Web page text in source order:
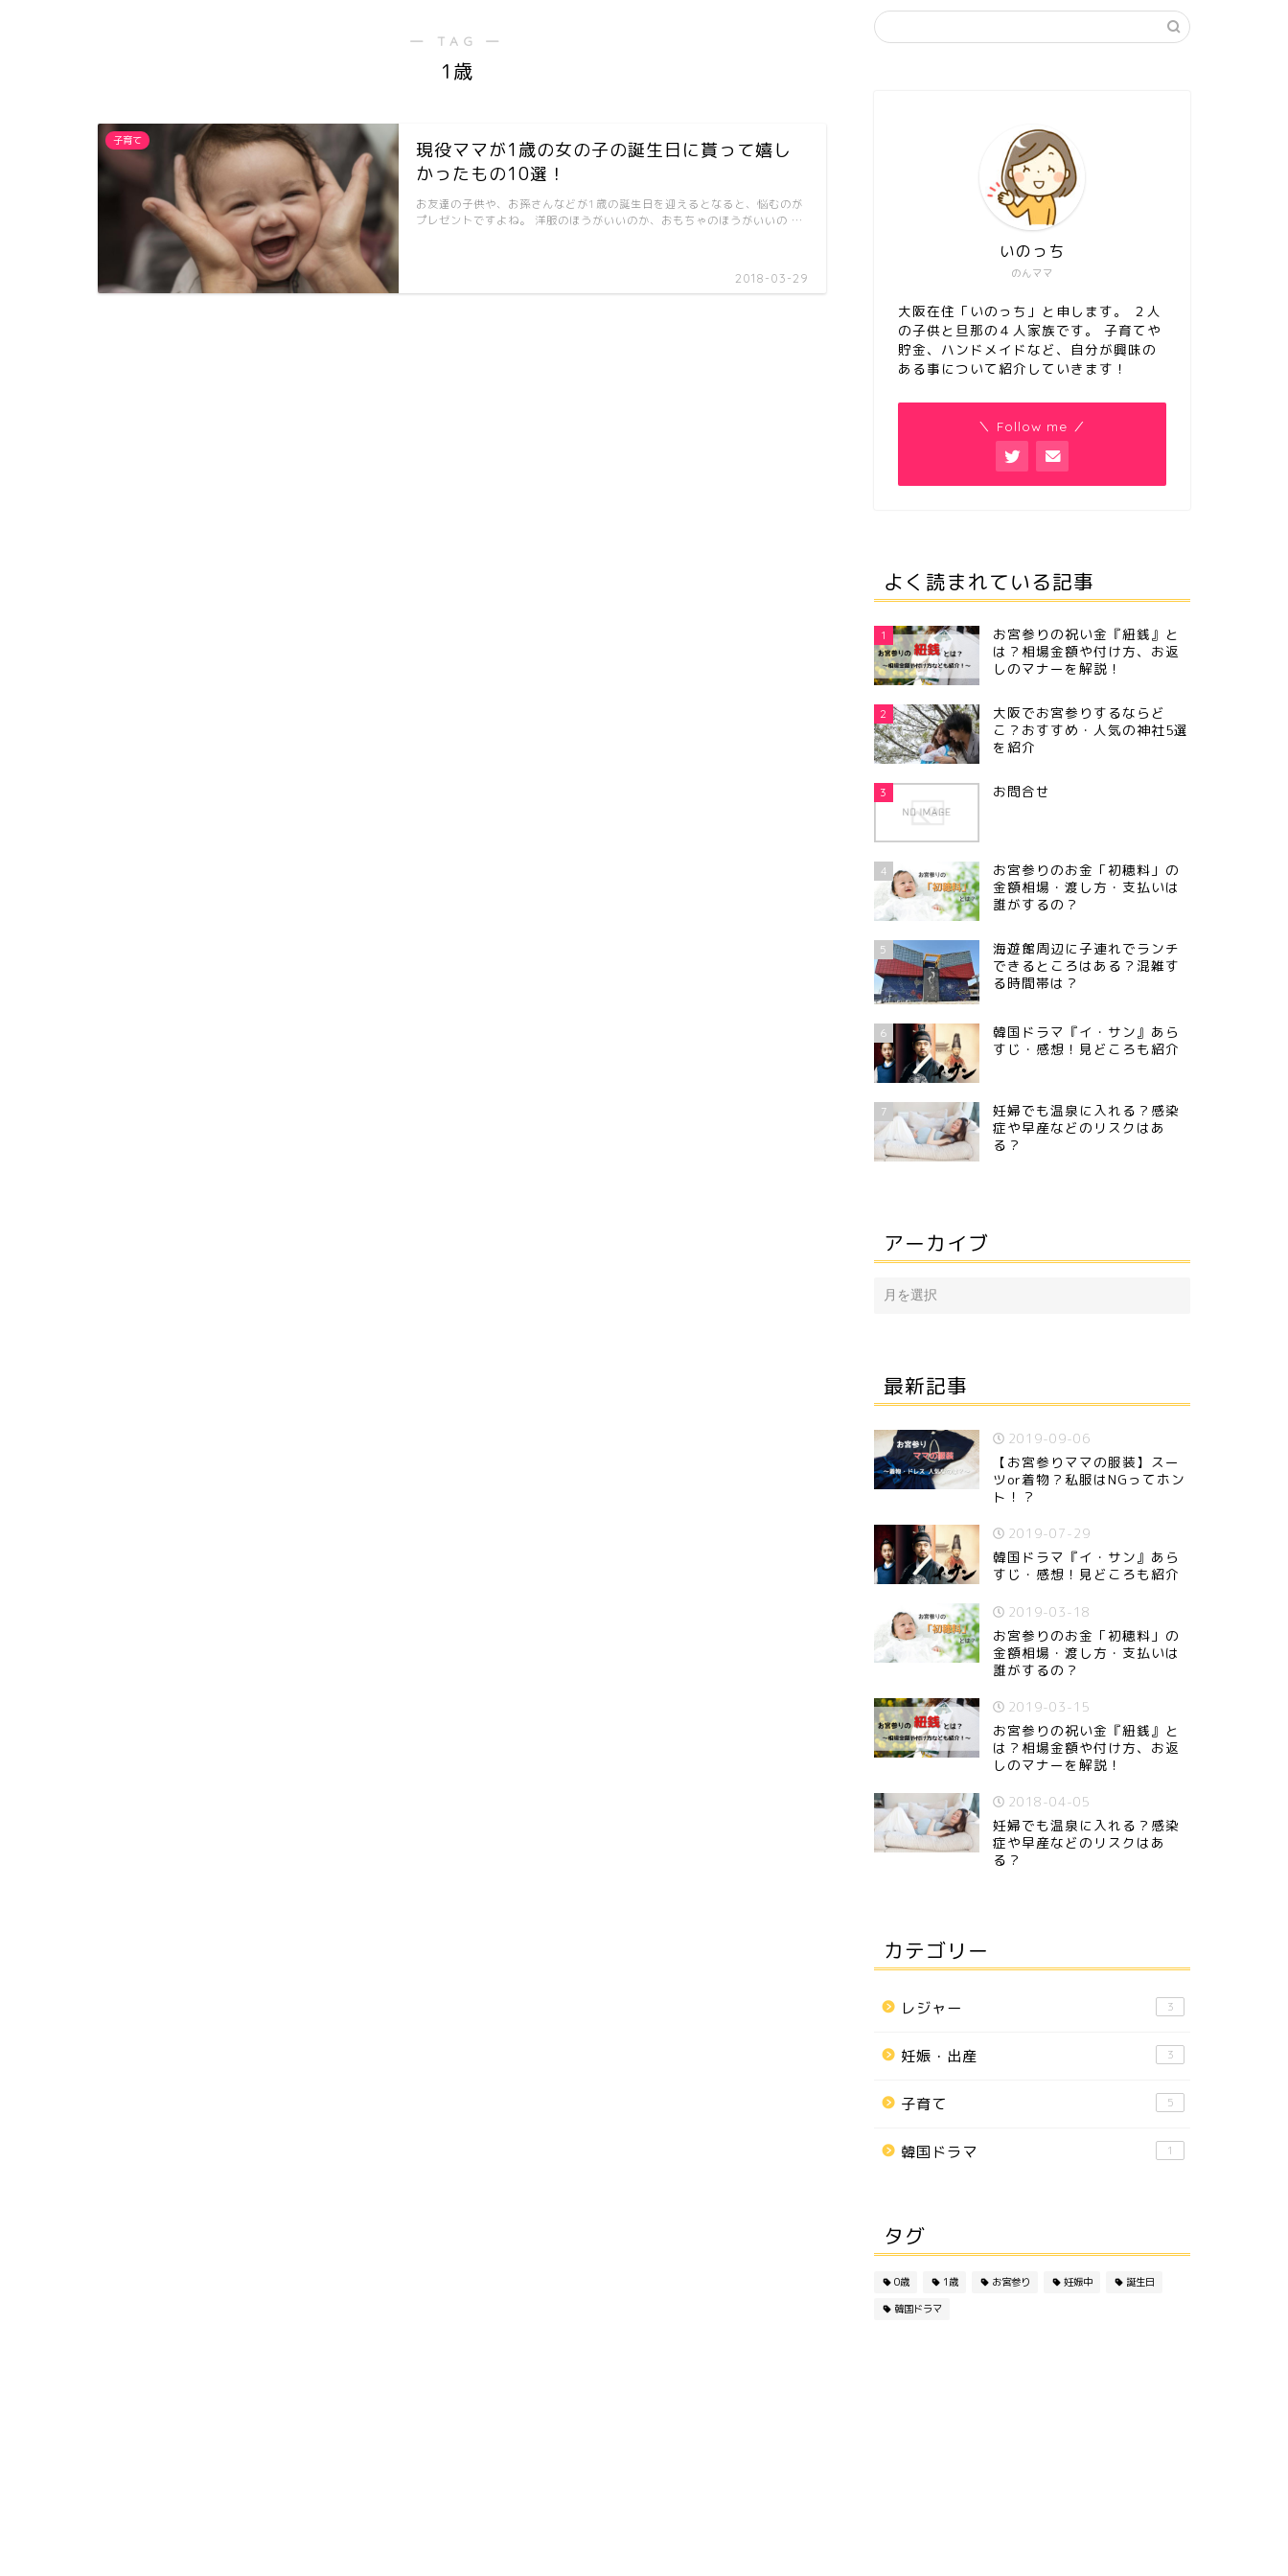
― TAG ―
1歳
子育て
現役ママが1歳の女の子の誕生日に貰って嬉し
かったもの10選！
2018-03-29
お友達の子供や、お孫さんなどが1歳の誕生日を迎えるとなると、悩むのが
プレゼントですよね。 洋服のほうがいいのか、おもちゃのほうがいいの …
のんママ
いのっち
大阪在住「いのっち」と申します。 ２人
の子供と旦那の４人家族です。 子育てや
貯金、ハンドメイドなど、自分が興味の
ある事について紹介していきます！
＼ Follow me ／
よく読まれている記事
1
お宮参りの祝い金『紐銭』と
は？相場金額や付け方、お返
しのマナーを解説！
2
大阪でお宮参りするならど
こ？おすすめ・人気の神社5選
を紹介
3 お問合せ
4
お宮参りのお金「初穂料」の
金額相場・渡し方・支払いは
誰がするの？
5
海遊館周辺に子連れでランチ
できるところはある？混雑す
る時間帯は？
6
韓国ドラマ『イ・サン』あら
すじ・感想！見どころも紹介
7
妊婦でも温泉に入れる？感染
症や早産などのリスクはあ
る？
アーカイブ
最新記事
2019-09-06
【お宮参りママの服装】スー
ツor着物？私服はNGってホン
ト！？
2019-07-29
韓国ドラマ『イ・サン』あら
すじ・感想！見どころも紹介
2019-03-18
お宮参りのお金「初穂料」の
金額相場・渡し方・支払いは
誰がするの？
2019-03-15
お宮参りの祝い金『紐銭』と
は？相場金額や付け方、お返
しのマナーを解説！
2018-04-05
妊婦でも温泉に入れる？感染
症や早産などのリスクはあ
る？
カテゴリー
レジャー 3
妊娠・出産 3
子育て 5
韓国ドラマ 1
タグ
0歳 1歳 お宮参り 妊娠中
誕生日
韓国ドラマ